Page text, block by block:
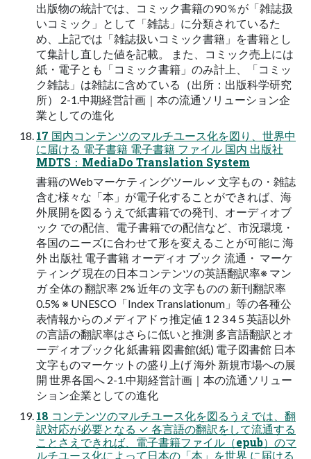
出版物の統計では、コミック書籍の90％が「雑誌扱
いコミック」として「雑誌」に分類されているた
め、上記では「雑誌扱いコミック書籍」を書籍とし
て集計し直した値を記載。 また、コミック売上には
紙・電子とも「コミック書籍」のみ計上、「コミッ
ク雑誌」は雑誌に含めている（出所：出版科学研究
所） 2-1.中期経営計画｜本の流通ソリューション企
業としての進化
17 国内コンテンツのマルチユース化を図り、世界中
に届ける 電子書籍 電子書籍 ファイル 国内 出版社
MDTS：MediaDo Translation System
書籍のWebマーケティングツール ✓ 文字もの・雑誌
含む様々な「本」が電子化することができれば、海
外展開を図るうえで紙書籍での発刊、オーディオブ
ック での配信、電子書籍での配信など、市況環境・
各国のニーズに合わせて形を変えることが可能に 海
外 出版社 電子書籍 オーディオ ブック 流通・ マーケ
ティング 現在の日本コンテンツの英語翻訳率※ マン
ガ 全体の 翻訳率 2% 近年の 文字ものの 新刊翻訳率
0.5% ※ UNESCO「Index Translationum」等の各種公
表情報からのメディアドゥ推定値 1 2 3 4 5 英語以外
の言語の翻訳率はさらに低いと推測 多言語翻訳とオ
ーディオブック化 紙書籍 図書館(紙) 電子図書館 日本
文字ものマーケットの盛り上げ 海外 新規市場への展
開 世界各国へ 2-1.中期経営計画｜本の流通ソリュー
ション企業としての進化
18 コンテンツのマルチユース化を図るうえでは、翻
訳対応が必要となる ✓ 各言語の翻訳をして流通する
ことさえできれば、電子書籍ファイル（epub）のマ
ルチユース化によって日本の「本」を世界 に届ける